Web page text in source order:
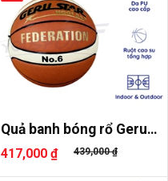
Quả banh bóng rổ Geru
Federa..
417,000 ₫ 439,000 ₫